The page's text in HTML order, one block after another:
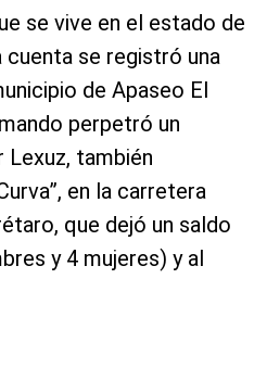
se vive en el estado de
cuenta se registró una
de Apaseo El
perpetró un
Lexuz, también
en la carretera
que dejó un saldo
y 4 mujeres) y al